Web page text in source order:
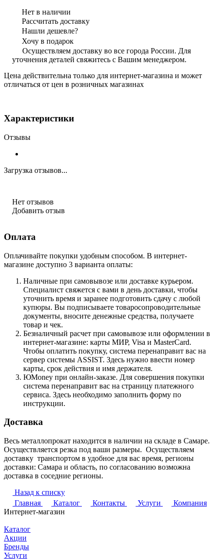
Нет в наличии
Рассчитать доставку
Нашли дешевле?
Хочу в подарок
Осуществляем доставку во все города России. Для
уточнения деталей свяжитесь с Вашим менеджером.
Цена действительна только для интернет-магазина и может
отличаться от цен в розничных магазинах
Характеристики
Отзывы
Загрузка отзывов...
Нет отзывов
Добавить отзыв
Оплата
Оплачивайте покупки удобным способом. В интернет-
магазине доступно 3 варианта оплаты:
Наличные при самовывозе или доставке курьером.
Специалист свяжется с вами в день доставки, чтобы
уточнить время и заранее подготовить сдачу с любой
купюры. Вы подписываете товаросопроводительные
документы, вносите денежные средства, получаете
товар и чек.
Безналичный расчет при самовывозе или оформлении в
интернет-магазине: карты МИР, Visa и MasterCard.
Чтобы оплатить покупку, система перенаправит вас на
сервер системы ASSIST. Здесь нужно ввести номер
карты, срок действия и имя держателя.
ЮMoney при онлайн-заказе. Для совершения покупки
система перенаправит вас на страницу платежного
сервиса. Здесь необходимо заполнить форму по
инструкции.
Доставка
Весь металлопрокат находится в наличии на складе в Самаре.
Осуществляется резка под ваши размеры. Осуществляем
доставку транспортом в удобное для вас время, регионы
доставки: Самара и область, по согласованию возможна
доставка в соседние регионы.
Назад к списку
Главная
Каталог Контакты Услуги
Компания
Интернет-магазин
Каталог
Акции
Бренды
Услуги